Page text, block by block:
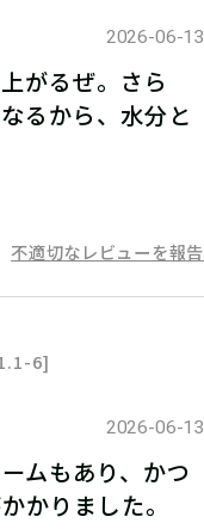
2026-06-13
がるぜ。さら
るから、水分と
不適切なレビューを報告
6]
2026-06-13
ムもあり、かつ
かりました。